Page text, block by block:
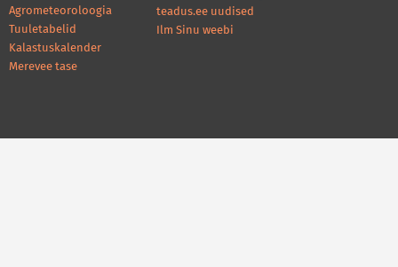
Agrometeoroloogia
Tuuletabelid
Kalastuskalender
Merevee tase
teadus.ee uudised
Ilm Sinu weebi